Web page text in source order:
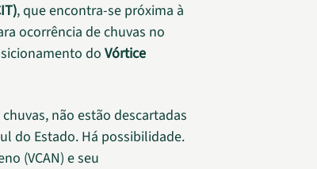
, que encontra-se próxima à
ocorrência de chuvas no
doVórtice
não estão descartadas
do Estado. Há possibilidade.
(VCAN) e seu